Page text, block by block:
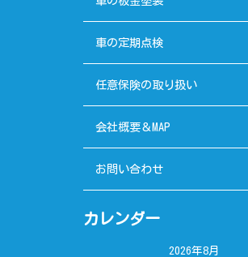
車の定期点検
任意保険の取り扱い
会社概要＆MAP
お問い合わせ
カレンダー
2026年8月